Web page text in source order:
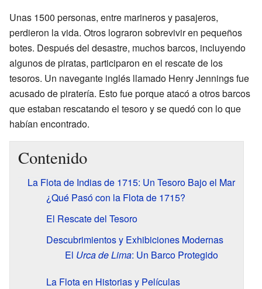
Unas 1500 personas, entre marineros y pasajeros,
perdieron la vida. Otros lograron sobrevivir en pequeños
botes. Después del desastre, muchos barcos, incluyendo
algunos de piratas, participaron en el rescate de los
tesoros. Un navegante inglés llamado Henry Jennings fue
acusado de piratería. Esto fue porque atacó a otros barcos
que estaban rescatando el tesoro y se quedó con lo que
habían encontrado.
Contenido
La Flota de Indias de 1715: Un Tesoro Bajo el Mar
¿Qué Pasó con la Flota de 1715?
El Rescate del Tesoro
Descubrimientos y Exhibiciones Modernas
El Urca de Lima: Un Barco Protegido
La Flota en Historias y Películas